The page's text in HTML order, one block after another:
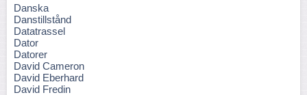
Danska
Danstillstånd
Datatrassel
Dator
Datorer
David Cameron
David Eberhard
David Fredin